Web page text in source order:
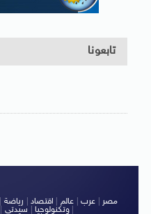
تابعونا
مصر عرب عالم اقتصاد رياضة
وتكنولوجيا| سيدتى |